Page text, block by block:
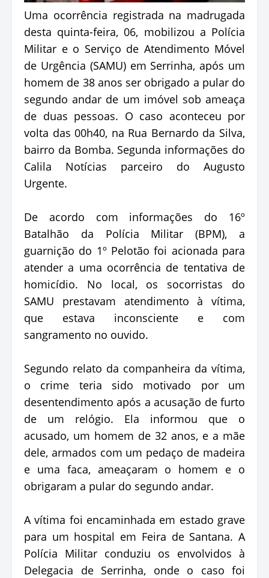
Uma ocorrência registrada na madrugada
desta quinta-feira, 06, mobilizou a Polícia
Militar e o Serviço de Atendimento Móvel
de Urgência (SAMU) em Serrinha, após um
homem de 38 anos ser obrigado a pular do
segundo andar de um imóvel sob ameaça
de duas pessoas. O caso aconteceu por
volta das 00h40, na Rua Bernardo da Silva,
bairro da Bomba. Segunda informações do
Calila Notícias parceiro do Augusto
Urgente.
De acordo com informações do 16º
Batalhão da Polícia Militar (BPM), a
guarnição do 1º Pelotão foi acionada para
atender a uma ocorrência de tentativa de
homicídio. No local, os socorristas do
SAMU prestavam atendimento à vítima,
que estava inconsciente e com
sangramento no ouvido.
Segundo relato da companheira da vítima,
o crime teria sido motivado por um
desentendimento após a acusação de furto
de um relógio. Ela informou que o
acusado, um homem de 32 anos, e a mãe
dele, armados com um pedaço de madeira
e uma faca, ameaçaram o homem e o
obrigaram a pular do segundo andar.
A vítima foi encaminhada em estado grave
para um hospital em Feira de Santana. A
Polícia Militar conduziu os envolvidos à
Delegacia de Serrinha, onde o caso foi